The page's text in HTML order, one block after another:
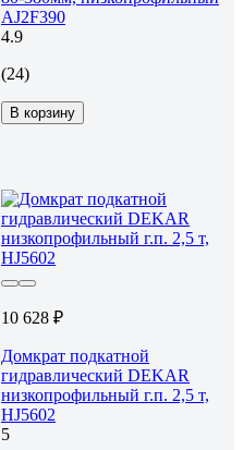
AJ2F390
4.9
(24)
В корзину
10 628 ₽
Домкрат подкатной
гидравлический DEKAR
низкопрофильный г.п. 2,5 т,
HJ5602
5